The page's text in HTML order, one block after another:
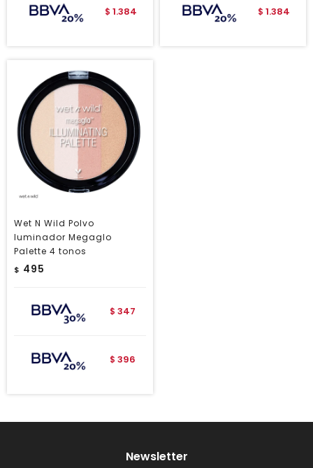
$ 1.384 $ 1.384
Wet N Wild Polvo
Iuminador Megaglo
Palette 4 tonos
$ 495
$ 347
$ 396
Newsletter